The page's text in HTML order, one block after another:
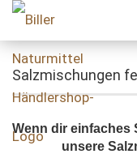
Salzmischungen
Wenn dir einfaches
unsere